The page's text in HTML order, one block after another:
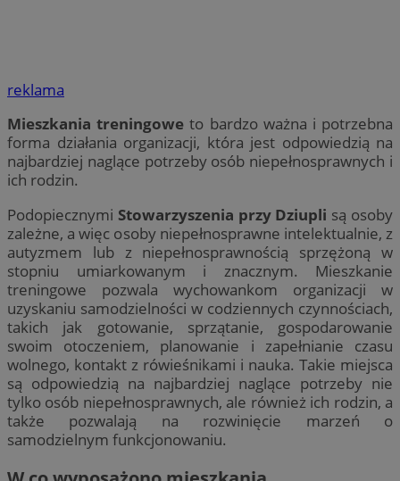
reklama
Mieszkania treningowe to bardzo ważna i potrzebna
forma działania organizacji, która jest odpowiedzią na
najbardziej naglące potrzeby osób niepełnosprawnych i
ich rodzin.
Podopiecznymi Stowarzyszenia przy Dziupli są osoby
zależne, a więc osoby niepełnosprawne intelektualnie, z
autyzmem lub z niepełnosprawnością sprzężoną w
stopniu umiarkowanym i znacznym. Mieszkanie
treningowe pozwala wychowankom organizacji w
uzyskaniu samodzielności w codziennych czynnościach,
takich jak gotowanie, sprzątanie, gospodarowanie
swoim otoczeniem, planowanie i zapełnianie czasu
wolnego, kontakt z rówieśnikami i nauka. Takie miejsca
są odpowiedzią na najbardziej naglące potrzeby nie
tylko osób niepełnosprawnych, ale również ich rodzin, a
także pozwalają na rozwinięcie marzeń o
samodzielnym funkcjonowaniu.